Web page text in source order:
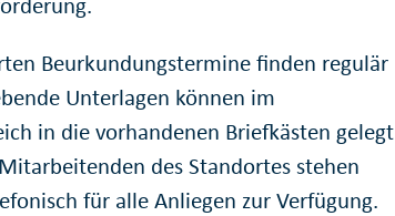
Beurkundungstermine finden regulär
Unterlagen können im
in die vorhandenen Briefkästen gelegt
des Standortes stehen
für alle Anliegen zur Verfügung.